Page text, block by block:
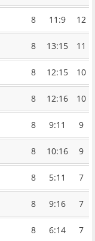
8 11:9 12
8 13:15 11
8 12:15 10
8 12:16 10
8 9:11 9
8 10:16 9
8 5:11 7
8 9:16 7
8 6:14 7